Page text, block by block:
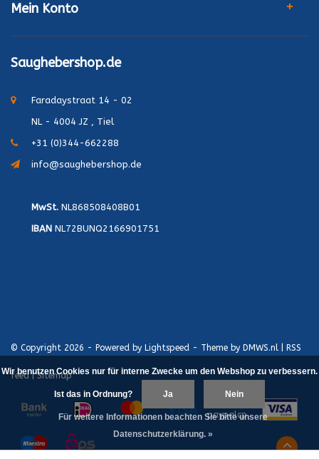
Mein Konto
Saughebershop.de
Faradaystraat 14 - 02
NL - 4004 JZ , Tiel
+31 (0)344-662288
info@saughebershop.de
MwSt. NL868508408B01
IBAN NL72BUNQ2166901751
© Copyright 2026 - Powered by Lightspeed - Theme by DMWS.nl RSS
feed|Sitemap
Wir benutzen Cookies nur für interne Zwecke um den Webshop zu verbessern.
Ist das in Ordnung? Ja Nein
Für weitere Informationen beachten Sie bitte unsere
Datenschutzerklärung. »